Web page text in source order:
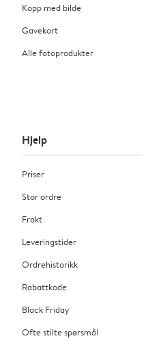
Kopp med bilde
Gavekort
Alle fotoprodukter
Hjelp
Priser
Stor ordre
Frakt
Leveringstider
Ordrehistorikk
Rabattkode
Black Friday
Ofte stilte spørsmål